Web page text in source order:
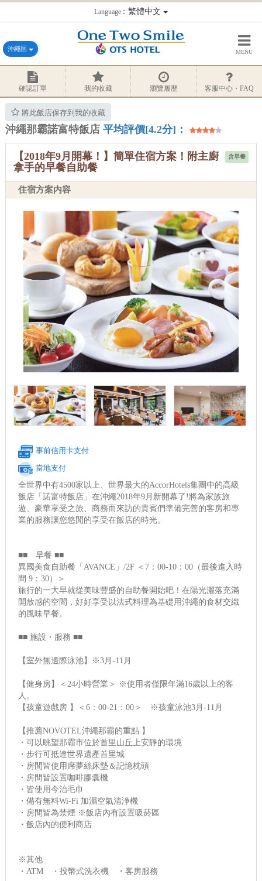
Language：繁體中文
沖繩區 MENU
確認訂單 我的收藏 瀏覽履歷 客服中心・FAQ
將此飯店保存到我的收藏
沖繩那霸諾富特飯店 平均評價[4.2分]：
含早餐
【2018年9月開幕！】簡單住宿方案！附主廚
拿手的早餐自助餐
住宿方案内容
事前信用卡支付
當地支付
全世界中有4500家以上、世界最大的AccorHotels集團中的高級
飯店「諾富特飯店」在沖繩2018年9月新開幕了!將為家族旅
遊、豪華享受之旅、商務而來訪的貴賓們準備完善的客房和專
業的服務讓您悠閒的享受在飯店的時光。
■■ 早餐 ■■
異國美食自助餐「AVANCE」/2F ＜7：00-10：00（最後進入時
間 9：30）＞
旅行的一大早就從美味豐盛的自助餐開始吧！在陽光灑落充滿
開放感的空間，好好享受以法式料理為基礎用沖繩的食材交織
的風味早餐。
■■ 施設・服務 ■■
【室外無邊際泳池】※3月-11月
【健身房】＜24小時營業＞ ※使用者僅限年滿16歲以上的客
人。
【孩童遊戲房 】＜6：00-21：00＞ ※孩童泳池3月-11月
【推薦NOVOTEL沖繩那霸的重點 】
・可以眺望那霸市位於首里山丘上安靜的環境
・步行可抵達世界遺產首里城
・房間皆使用席夢絲床墊＆記憶枕頭
・房間皆設置咖啡膠囊機
・皆使用今治毛巾
・備有無料Wi-Fi 加濕空氣清浄機
・房間皆為禁煙 ※飯店內有設置吸菸區
・飯店內的便利商店
※其他
・ATM ・投幣式洗衣機 ・客房服務